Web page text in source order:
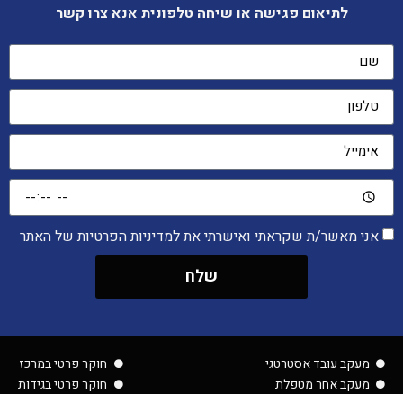
לתיאום פגישה או שיחה טלפונית אנא צרו קשר
אני מאשר/ת שקראתי ואישרתי את למדיניות הפרטיות של האתר
שלח
מעקב עובד אסטרטגי
מעקב אחר מטפלת
חוקר פרטי במרכז
חוקר פרטי בגידות